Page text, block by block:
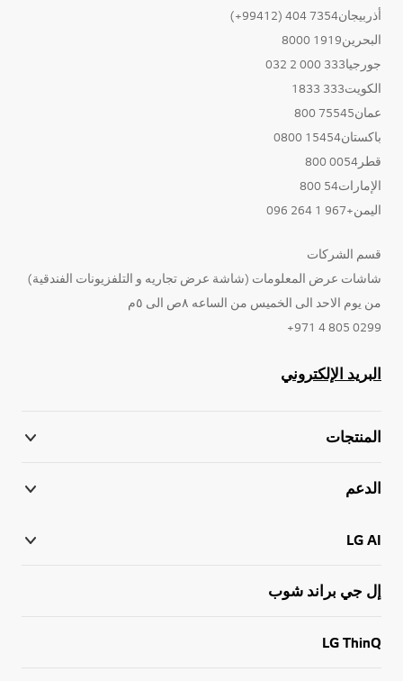
أذربيجان7354 404 (99412+)
البحرين1919 8000
جورجيا333 000 2 032
الكويت333 1833
عمان75545 800
باكستان15454 0800
قطر0054 800
الإمارات54 800
اليمن+967 1 264 096
قسم الشركات
شاشات عرض المعلومات (شاشة عرض تجاريه و التلفزيونات الفندقية)
من يوم الاحد الى الخميس من الساعه ٨ص الى ٥م
0299 805 4 971+
البريد الإلكتروني
المنتجات
الدعم
LG AI
إل جي براند شوب
LG ThinQ